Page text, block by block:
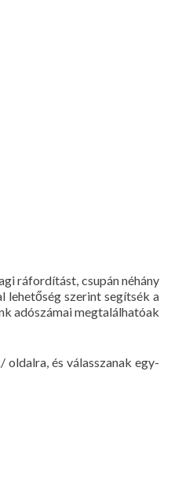
ráfordítást, csupán néhány
lehetőség szerint segítsék a
adószámai megtalálhatóak
és válasszanak egy-